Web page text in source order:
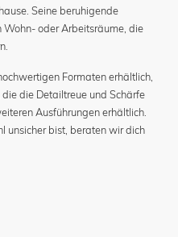
Seine beruhigende
oder Arbeitsräume, die
Formaten erhältlich,
die Detailtreue und Schärfe
Ausführungen erhältlich.
unsicher bist, beraten wir dich